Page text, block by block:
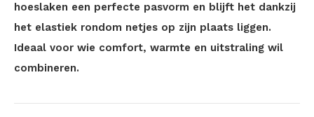
hoeslaken een perfecte pasvorm en blijft het dankzij
het elastiek rondom netjes op zijn plaats liggen.
Ideaal voor wie comfort, warmte en uitstraling wil
combineren.